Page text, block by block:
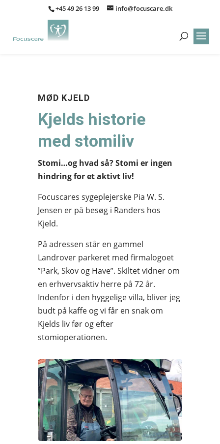
+45 49 26 13 99 info@focuscare.dk
MØD KJELD
Kjelds historie
med stomiliv
Stomi…og hvad så? Stomi er ingen
hindring for et aktivt liv!
Focuscares sygeplejerske Pia W. S.
Jensen er på besøg i Randers hos
Kjeld.
På adressen står en gammel
Landrover parkeret med firmalogoet
”Park, Skov og Have”. Skiltet vidner om
en erhvervsaktiv herre på 72 år.
Indenfor i den hyggelige villa, bliver jeg
budt på kaffe og vi får en snak om
Kjelds liv før og efter
stomioperationen.